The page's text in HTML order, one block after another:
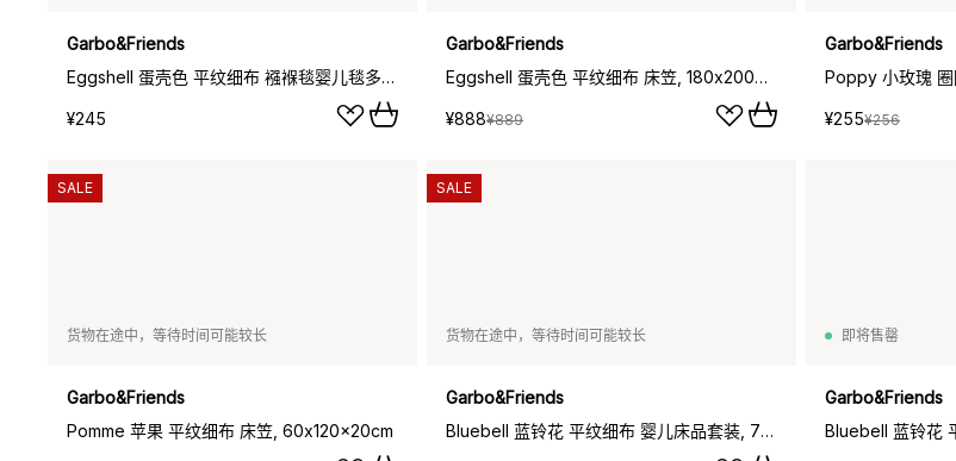
Garbo&Friends
Eggshell 蛋壳色 平纹细布 襁褓毯婴儿毯多功能纱布毯, 110x110cm
¥245
Garbo&Friends
Eggshell 蛋壳色 平纹细布 床笠, 180x200x30cm
¥888¥889
Garbo&Friends
¥255¥256
货物在途中，等待时间可能较长
Garbo&Friends
Pomme 苹果 平纹细布 床笠, 60x120x20cm
SALE
货物在途中，等待时间可能较长
Garbo&Friends
Bluebell 蓝铃花 平纹细布 婴儿床品套装, 70x80cm_28x35cm
SALE
即将售罄
Garbo&Friends